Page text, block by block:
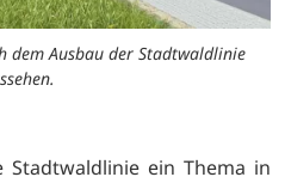
dem Ausbau der Stadtwaldlinie
ein Thema in